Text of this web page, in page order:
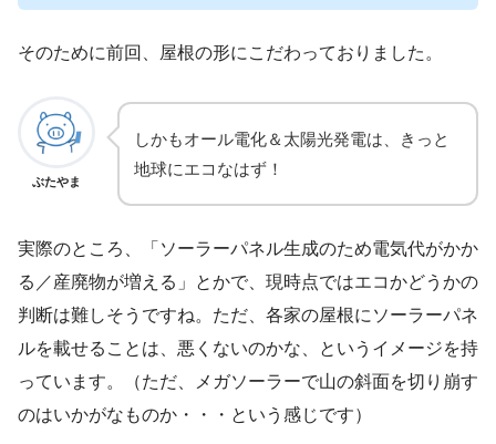
そのために前回、屋根の形にこだわっておりました。
ぶたやま
しかもオール電化＆太陽光発電は、きっと
地球にエコなはず！
実際のところ、「ソーラーパネル生成のため電気代がかか
る／産廃物が増える」とかで、現時点ではエコかどうかの
判断は難しそうですね。ただ、各家の屋根にソーラーパネ
ルを載せることは、悪くないのかな、というイメージを持
っています。（ただ、メガソーラーで山の斜面を切り崩す
のはいかがなものか・・・という感じです）